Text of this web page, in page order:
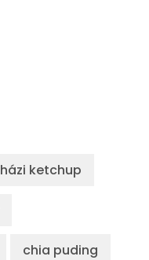
házi ketchup
chia puding